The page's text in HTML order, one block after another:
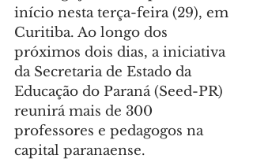
início nesta terça-feira (29), em
Curitiba. Ao longo dos
próximos dois dias, a iniciativa
da Secretaria de Estado da
Educação do Paraná (Seed-PR)
reunirá mais de 300
professores e pedagogos na
capital paranaense.